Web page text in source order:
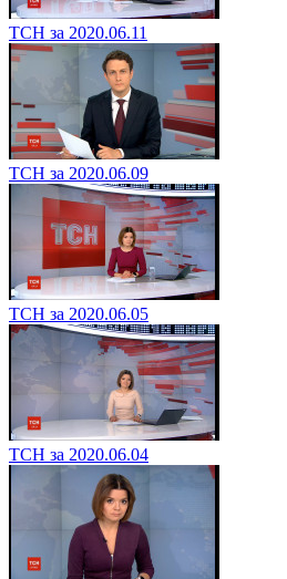
ТСН за 2020.06.11
ТСН за 2020.06.09
ТСН за 2020.06.05
ТСН за 2020.06.04